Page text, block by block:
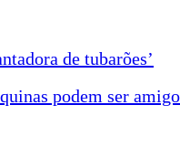
de tubarões’
podem ser